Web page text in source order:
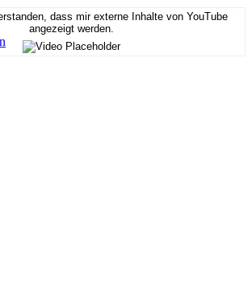
dass mir externe Inhalte von YouTube
angezeigt werden.